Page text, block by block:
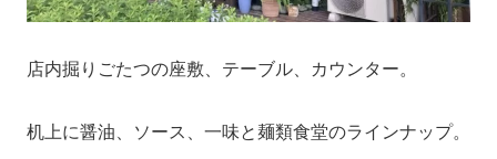
店内掘りごたつの座敷、テーブル、カウンター。
机上に醤油、ソース、一味と麺類食堂のラインナップ。